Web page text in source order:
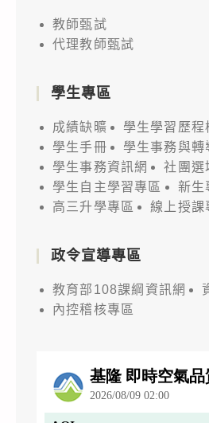
教師甄試
代理教師甄試
學生專區
成績缺曠
學生學習歷程
學生手冊
學生事務與轉
學生事務資訊網
社團選
學生自主學習專區
新生
高三升學專區
線上授課
政令宣導專區
教育部108課綱資訊網
內控稽核專區